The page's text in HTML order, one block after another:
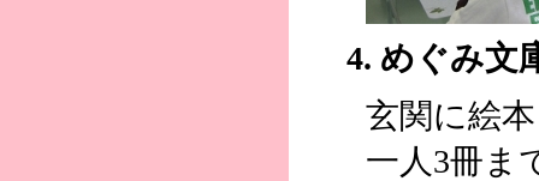
4. めぐみ文
玄関に絵
一人3冊ま